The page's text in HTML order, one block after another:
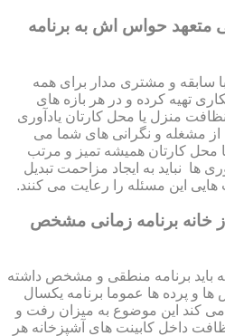
حواس اش به برنامه
سابقه و مشتری مدار برای همه
تهیه کرده و در هر بازه های
منزل یا محل کارتان یادآوری
از مشغله و نگرانی های شما می
محل کارتان همیشه تمیز و مرتب
ها نباید به ایجاد مزاحمت تبدیل
این مسئله را رعایت می کنند.
برنامه زمانی مشخص
باید برنامه منطقی و مشخص داشته
و پرده ها عموما برنامه یکسال
می کند این موضوع به میزان رفت و
داخل کابینت های آشپزخانه هر